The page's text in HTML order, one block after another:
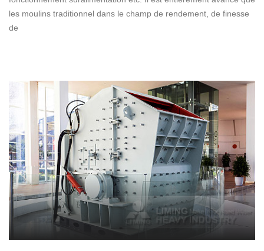
les moulins traditionnel dans le champ de rendement, de finesse
de